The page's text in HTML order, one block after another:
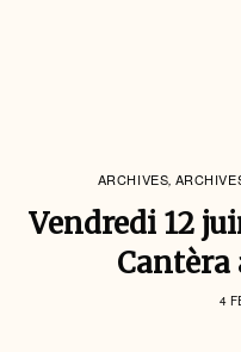
ARCHIVES,
Vendredi 12
4